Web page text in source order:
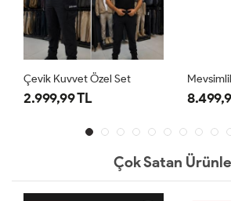
Çevik Kuvvet Özel Set
2.999,99 TL
Çok Satan